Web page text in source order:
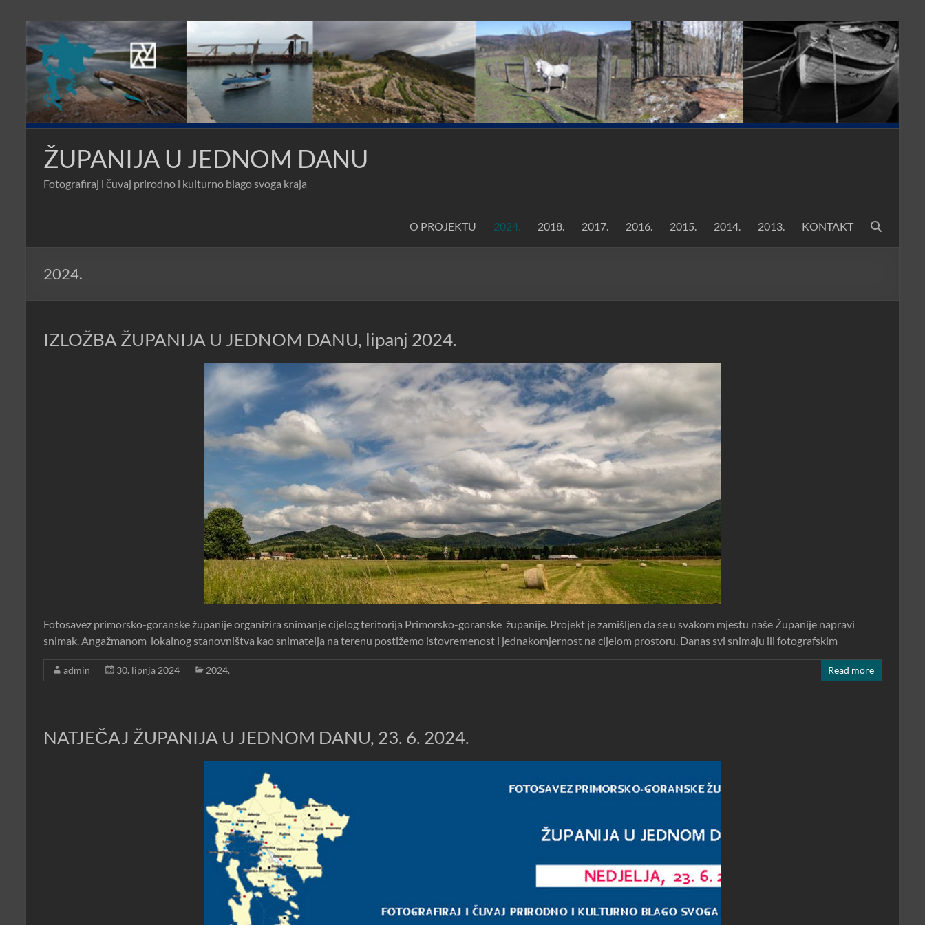
Skip
to
content
ŽUPANIJA U JEDNOM DANU
Fotografiraj i čuvaj prirodno i kulturno blago svoga kraja
O PROJEKTU 2024. 2018. 2017. 2016. 2015. 2014. 2013. KONTAKT
2024.
IZLOŽBA ŽUPANIJA U JEDNOM DANU, lipanj 2024.
Fotosavez primorsko-goranske županije organizira snimanje cijelog teritorija Primorsko-goranske županije. Projekt je zamišljen da se u svakom mjestu naše Županije napravi
snimak. Angažmanom lokalnog stanovništva kao snimatelja na terenu postižemo istovremenost i jednakomjernost na cijelom prostoru. Danas svi snimaju ili fotografskim
admin 30. lipnja 2024 2024. Read more
NATJEČAJ ŽUPANIJA U JEDNOM DANU, 23. 6. 2024.